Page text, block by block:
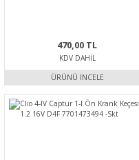
470,00 TL
KDV DAHIL
ÜRÜNÜ İNCELE